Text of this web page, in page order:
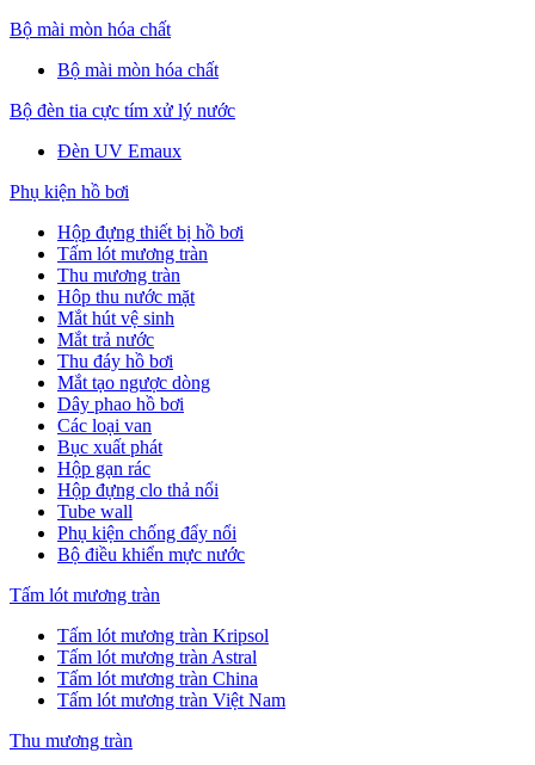
Bộ mài mòn hóa chất
Bộ mài mòn hóa chất
Bộ đèn tia cực tím xử lý nước
Đèn UV Emaux
Phụ kiện hồ bơi
Hộp đựng thiết bị hồ bơi
Tấm lót mương tràn
Thu mương tràn
Hôp thu nước mặt
Mắt hút vệ sinh
Mắt trả nước
Thu đáy hồ bơi
Mắt tạo ngược dòng
Dây phao hồ bơi
Các loại van
Bục xuất phát
Hộp gạn rác
Hộp đựng clo thả nổi
Tube wall
Phụ kiện chống đẩy nổi
Bộ điều khiển mực nước
Tấm lót mương tràn
Tấm lót mương tràn Kripsol
Tấm lót mương tràn Astral
Tấm lót mương tràn China
Tấm lót mương tràn Việt Nam
Thu mương tràn